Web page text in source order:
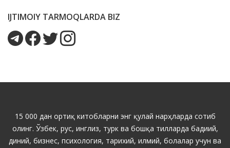
IJTIMOIY TARMOQLARDA BIZ
15 000 дан ортиқ китобларни энг қулай нарҳларда сотиб
олинг. Ўзбек, рус, инглиз, турк ва бошқа тилларда бадиий,
диний, бизнес, психология, тарихий, илмий, болалар учун ва